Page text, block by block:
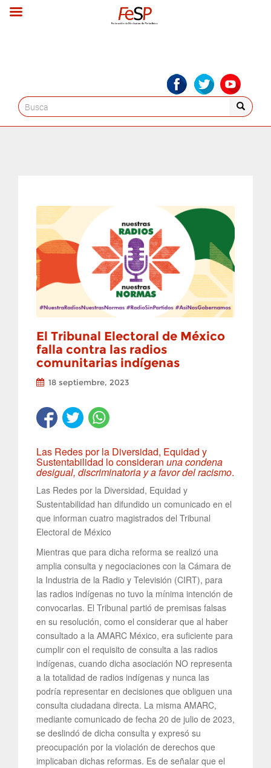
Search
for:
El Tribunal Electoral de México
falla contra las radios
comunitarias indígenas
18 septiembre, 2023
Las Redes por la Diversidad, Equidad y
Sustentabilidad lo consideran una condena
desigual, discriminatoria y a favor del racismo.
Las Redes por la Diversidad, Equidad y
Sustentabilidad han difundido un comunicado en el
que informan cuatro magistrados del Tribunal
Electoral de México
Mientras que para dicha reforma se realizó una
amplia consulta y negociaciones con la Cámara de
la Industria de la Radio y Televisión (CIRT), para
las radios indígenas no tuvo la mínima intención de
convocarlas. El Tribunal partió de premisas falsas
en su resolución, como el considerar que al haber
consultado a la AMARC México, era suficiente para
cumplir con el requisito de consulta a las radios
indígenas, cuando dicha asociación NO representa
a la totalidad de radios indígenas y nunca las
podría representar en decisiones que obliguen una
consulta ciudadana directa. La misma AMARC,
mediante comunicado de fecha 20 de julio de 2023,
se deslindó de dicha consulta y expresó su
preocupación por la violación de derechos que
implicaban dichas reformas. Es de señalar que el